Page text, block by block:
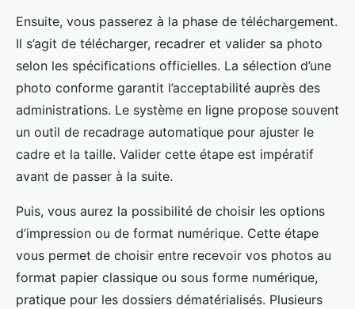
Ensuite, vous passerez à la phase de téléchargement.
Il s’agit de télécharger, recadrer et valider sa photo
selon les spécifications officielles. La sélection d’une
photo conforme garantit l’acceptabilité auprès des
administrations. Le système en ligne propose souvent
un outil de recadrage automatique pour ajuster le
cadre et la taille. Valider cette étape est impératif
avant de passer à la suite.
Puis, vous aurez la possibilité de choisir les options
d’impression ou de format numérique. Cette étape
vous permet de choisir entre recevoir vos photos au
format papier classique ou sous forme numérique,
pratique pour les dossiers dématérialisés. Plusieurs